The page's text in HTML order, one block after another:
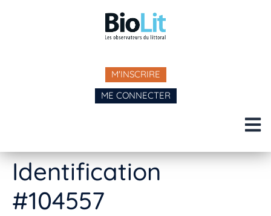
M'INSCRIRE
ME CONNECTER
Identification
#104557